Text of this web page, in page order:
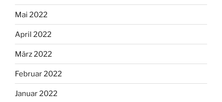
Mai 2022
April 2022
März 2022
Februar 2022
Januar 2022